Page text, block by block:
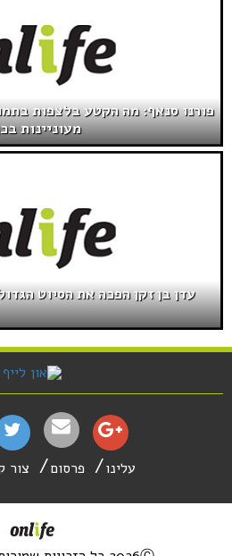
פורנו סנאף: מה הקטע בלצפות
מעוניינות
עדן בן זקן הפכה את הסיוט
עלינו פרסום צור